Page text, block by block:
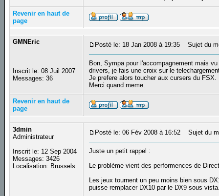
Revenir en haut de
page
GMNEric
Inscrit le: 08 Juil 2007
Messages: 36
Posté le: 18 Jan 2008 à 19:35 Sujet du
Bon, Sympa pour l'accompagnement mais
drivers, je fais une croix sur le
Je prefere alors toucher aux cursers du FSX.
Merci quand meme.
Revenir en haut de
page
3dmin
Administrateur
Inscrit le: 12 Sep 2004
Messages: 3426
Localisation: Brussels
Posté le: 06 Fév 2008 à 16:52 Sujet du
Juste un petit rappel :
Le problème vient des performences de
Les jeux tournent un peu moins bien sous
puisse remplacer DX10 par le DX9 sous